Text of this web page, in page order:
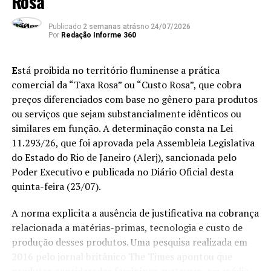
do produto ou serviço;
“considerável facilidade” ao acesso e utilização
“significativo grau” de risco à privacidade, à
segurança ou ao desenvolvimento biopsicossocial
de crianças e adolescentes.
No entanto, a regulamentação não poderá impor
mecanismos de vigilância massiva, genérica ou
indiscriminada; e serão vedadas práticas que
comprometam os direitos fundamentais à liberdade de
expressão, à privacidade, à proteção integral e ao
tratamento diferenciado dos dados pessoais de crianças
e adolescentes.
Debate em Plenário
Para a deputada Sâmia Bomfim (Psol-SP), o projeto é
como objetivo colocar em dúvida o sistema eleitoral
brasileiro.
na próxima eleição para presidente”.
A nota afirma que oepisódio de hoje faz parte de uma
“escalada deliberada de medidas hostis” contra o
Brasil.
“A decisão de hoje não é um
fato isolado. Faz parte de
uma escalada deliberada de
medidas hostis ao Brasil,
motivadas por razões
ideológicas incompatíveis
Partido Comunista do Brasil (PCdoB) – 30 de julho
Partido Socialista dos Trabalhadores Unificado
(PSTU) – 31 de julho
Partido Verde (PV) – 31 de julho
Partido da Causa Operária (PCO) – 1º de agosto
Partido dos Trabalhadores (PT) – 2 de agosto
Partido Socialista Brasileiro (PSB) – 2 de agosto
Publicado 2 semanas atrásno 24/07/2026
Por Redação Informe 360
Está proibida no território fluminense a prática
comercial da “Taxa Rosa” ou “Custo Rosa”, que cobra
preços diferenciados com base no gênero para produtos
ou serviços que sejam substancialmente idênticos ou
similares em função. A determinação consta na Lei
11.293/26, que foi aprovada pela Assembleia Legislativa
do Estado do Rio de Janeiro (Alerj), sancionada pelo
Poder Executivo e publicada no Diário Oficial desta
quinta-feira (23/07).
A norma explicita a ausência de justificativa na cobrança
relacionada a matérias-primas, tecnologia e custo de
produção desses produtos. Uma pesquisa realizada em
2016 pelo jornal britânico The Times apontou que